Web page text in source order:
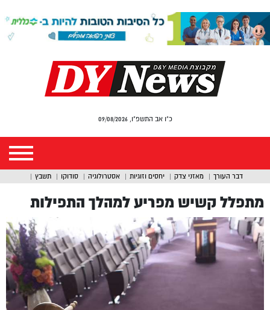
כ"ו אב התשפ"ו, 09/08/2026
דבר העורך מאזני צדק יחסים וזוגיות אסטרולוגיה סודוקו תשבץ
מתפלל קשיש מפריע למהלך התפילות